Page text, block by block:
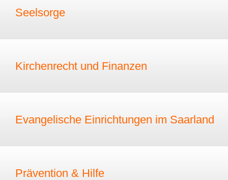
Seelsorge
Kirchenrecht und Finanzen
Evangelische Einrichtungen im Saarland
Prävention & Hilfe